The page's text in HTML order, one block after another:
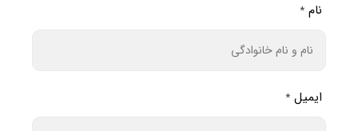
نام *
ایمیل *